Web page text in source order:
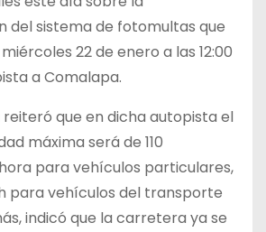
del sistema de fotomultas que
22 de enero a las 12:00
a Comalapa.
que en dicha autopista el
máxima será de 110
para vehículos particulares,
para vehículos del transporte
indicó que la carretera ya se